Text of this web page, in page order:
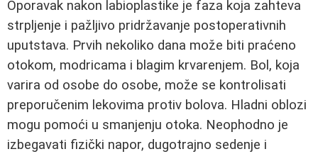
Oporavak nakon labioplastike je faza koja zahteva
strpljenje i pažljivo pridržavanje postoperativnih
uputstava. Prvih nekoliko dana može biti praćeno
otokom, modricama i blagim krvarenjem. Bol, koja
varira od osobe do osobe, može se kontrolisati
preporučenim lekovima protiv bolova. Hladni oblozi
mogu pomoći u smanjenju otoka. Neophodno je
izbegavati fizički napor, dugotrajno sedenje i